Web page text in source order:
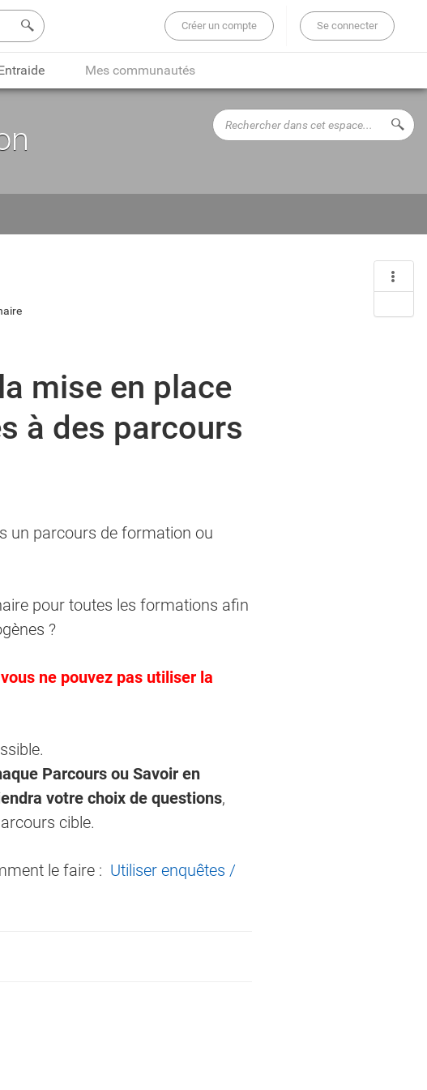
Rechercher sur tout le site...
Créer un compte Se connecter
Mes communautés
Rechercher
dans
pouvez renseigner directement le champ
mise en place
à des parcours
un parcours de formation ou
pour toutes les formations afin
?
vous ne pouvez pas utiliser la
Parcours ou Savoir en
votre choix de questions,
cible.
le faire : Utiliser enquêtes /